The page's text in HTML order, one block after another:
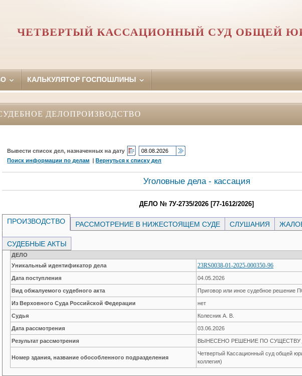
ЧЕТВЕРТЫЙ КАССАЦИОННЫЙ СУД ОБЩЕЙ
КАЛЬКУЛЯТОР ГОСПОШЛИНЫ
ДЕЛОПРОИЗВОДСТВО
Вывести список дел, назначенных на дату
Поиск информации по делам |Вернуться к списку дел
Уголовные дела - кассация
ДЕЛО № 7У-2735/2026 [77-1612/2026]
ПРОИЗВОДСТВО РАССМОТРЕНИЕ В НИЖЕСТОЯЩЕМ СУДЕ СЛУШАНИЯ
СУДЕБНЫЕ АКТЫ
ДЕЛО
Уникальный идентификатор дела
23RS0038-01-2025-000350-96
Дата поступления 04.05.2026
Вид обжалуемого судебного акта Приговор или иное судебное
Из Верховного Суда Российской Федерации нет
Судья Колесник А. В.
Дата рассмотрения 03.06.2026
Результат рассмотрения ВЫНЕСЕНО РЕШЕНИЕ ПО СУЩЕСТВУ
Номер здания, название обособленного подразделения
Четвертый Кассационный суд общей
коллегия)